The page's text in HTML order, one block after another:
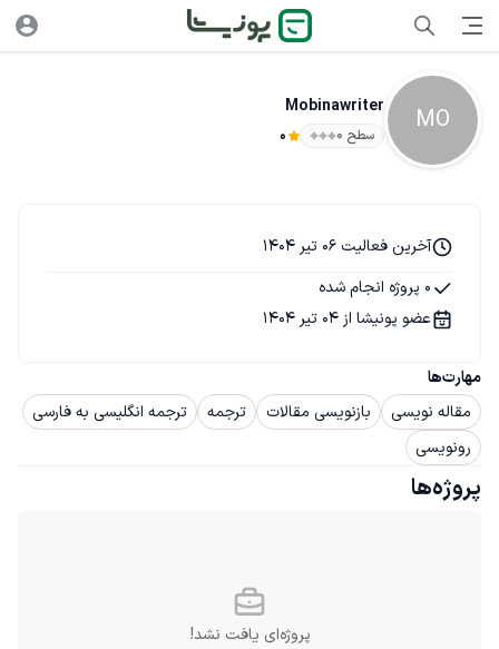
MO
Mobinawriter
سطح ۰ 0
مهارت‌ها
مقاله نویسی
بازنویسی مقالات ترجمه
ترجمه انگلیسی به فارسی
رونویسی
آخرین فعالیت 06 تیر 1404
0 پروژه انجام شده
عضو پونیشا از 04 تیر 1404
پروژه‌ها
پروژه‌ای یافت نشد!